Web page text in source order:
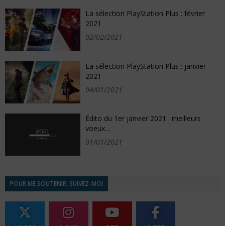
La sélection PlayStation Plus : février
2021
02/02/2021
La sélection PlayStation Plus : janvier
2021
04/01/2021
Édito du 1er janvier 2021 : meilleurs
voeux…
01/01/2021
POUR ME SOUTENIR, SUIVEZ-MOI